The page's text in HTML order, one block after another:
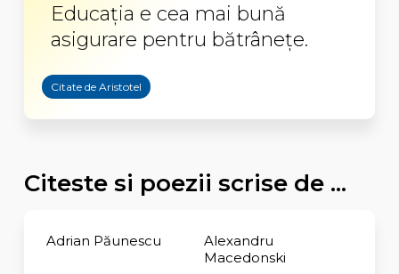
Educația e cea mai bună
asigurare pentru bătrânețe.
Citate de Aristotel
Citeste si poezii scrise de ...
Adrian Păunescu
Alexandru
Macedonski